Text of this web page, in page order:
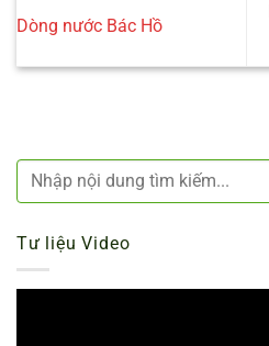
Dòng nước Bác Hồ
Tư liệu Video